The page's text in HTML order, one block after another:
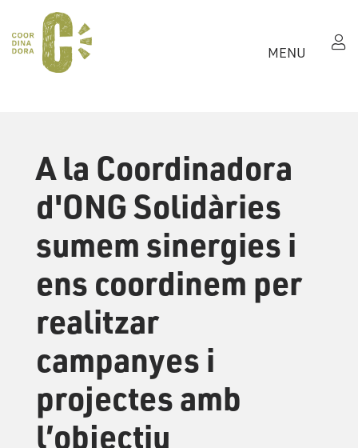
MENU
A la Coordinadora
d'ONG Solidàries
sumem sinergies i
ens coordinem per
realitzar
campanyes i
projectes amb
l’objectiu